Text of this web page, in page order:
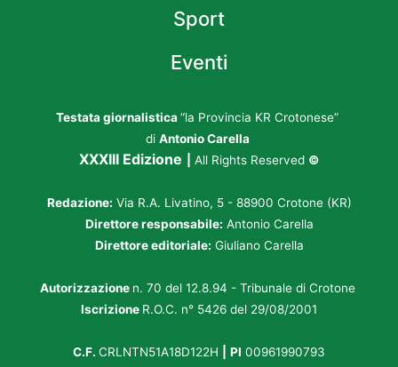
Sport
Eventi
Testata giornalistica “la Provincia KR Crotonese”
di Antonio Carella
XXXIII Edizione All Rights Reserved ©
Redazione: Via R.A. Livatino, 5 - 88900 Crotone (KR)
Direttore responsabile: Antonio Carella
Direttore editoriale: Giuliano Carella
Autorizzazione n. 70 del 12.8.94 - Tribunale di Crotone
Iscrizione R.O.C. n° 5426 del 29/08/2001
C.F. CRLNTN51A18D122H PI 00961990793